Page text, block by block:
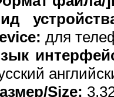
для
Size: